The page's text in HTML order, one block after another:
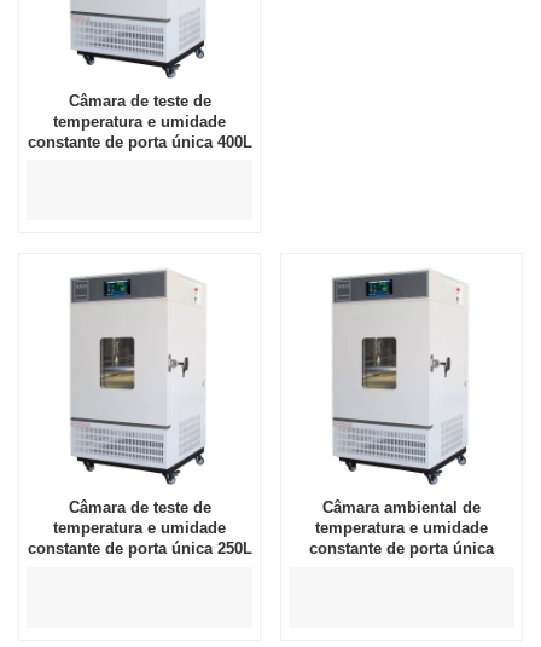
Câmara de teste de
temperatura e umidade
constante de porta única 400L
Câmara de teste de
temperatura e umidade
constante de porta única 250L
Câmara ambiental de
temperatura e umidade
constante de porta única